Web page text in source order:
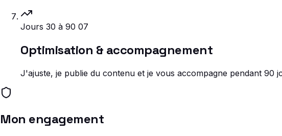
Jours 30 à 90 07
Optimisation & accompagnement
J'ajuste, je publie du contenu et je vous accompagne pendant 90
Mon engagement